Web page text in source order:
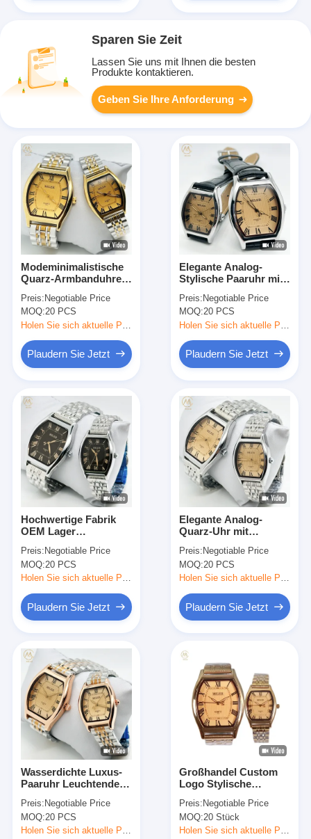
Produkte
Über uns
Werksbesichtigung
Qualitätskontrolle
Neuigkeiten
Sparen Sie Zeit
Lassen Sie uns mit Ihnen die besten
Produkte kontaktieren.
Geben Sie Ihre Anforderung
Modeminimalistische
Quarz-Armbanduhren
Frauen 30m
wasserdicht
Preis: Negotiable Price
MOQ:20 PCS
Plaudern Sie Jetzt
Elegante Analog-
Stylische Paaruhr mit
und Lederband
Preis: Negotiable Price
MOQ:20 PCS
Plaudern Sie Jetzt
Hochwertige Fabrik
OEM Lager
Set Armbanduhr
Preis: Negotiable Price
MOQ:20 PCS
Holen Sie sich aktuelle Preis
Plaudern Sie Jetzt
Elegante Analog-
Quarz-Uhr mit
Buckel-Gurt
Preis: Negotiable Price
MOQ:20 PCS
Holen Sie sich aktuelle Preis
Plaudern Sie Jetzt
Wasserdichte Luxus-
Paaruhr Leuchtende
Edelstahl
Preis: Negotiable Price
MOQ:20 PCS
Holen Sie sich aktuelle Preis
Großhandel Custom
Logo Stylische
Mode Quarzuhr
Preis: Negotiable Price
MOQ:20 Stück
Holen Sie sich aktuelle Preis